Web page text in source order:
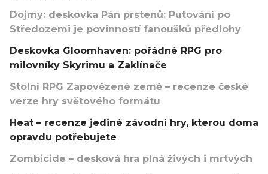
Dojmy: deskovka Pán prstenů: Putování po
Středozemi je povinností fanoušků předlohy
Deskovka Gloomhaven: pořádné RPG pro
milovníky Skyrimu a Zaklínače
Stolní RPG Zapovězené země – recenze české
verze hry světového formátu
Heat – recenze jediné závodní hry, kterou doma
opravdu potřebujete
Zombicide – desková hra plná živých i mrtvých